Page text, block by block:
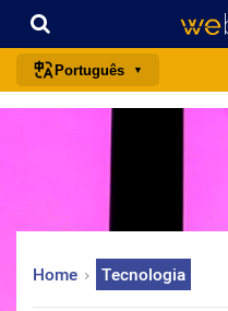
Português
english
français
deutsch
Home Tecnologia